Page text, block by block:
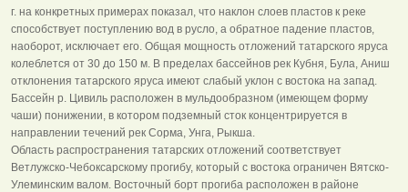
г. на конкретных примерах показал, что наклон слоев пластов к реке
способствует поступлению вод в русло, а обратное падение пластов,
наоборот, исключает его. Общая мощность отложений татарского яруса
колеблется от 30 до 150 м. В пределах бассейнов рек Кубня, Була, Аниш
отклонения татарского яруса имеют слабый уклон с востока на запад.
Бассейн р. Цивиль расположен в мульдообразном (имеющем форму
чаши) понижении, в котором подземный сток концентрируется в
направлении течений рек Сорма, Унга, Рыкша.
Область распространения татарских отложений соответствует
Ветлужско-Чебоксарскому прогибу, который с востока ограничен Вятско-
Улеминским валом. Восточный борт прогиба расположен в районе